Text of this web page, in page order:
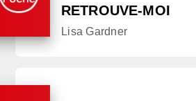
RETROUVE-MOI
Lisa Gardner